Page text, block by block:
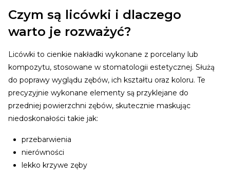
Czym są licówki i dlaczego
warto je rozważyć?
Licówki to cienkie nakładki wykonane z porcelany lub
kompozytu, stosowane w stomatologii estetycznej. Służą
do poprawy wyglądu zębów, ich kształtu oraz koloru. Te
precyzyjnie wykonane elementy są przyklejane do
przedniej powierzchni zębów, skutecznie maskując
niedoskonałości takie jak:
przebarwienia
nierówności
lekko krzywe zęby